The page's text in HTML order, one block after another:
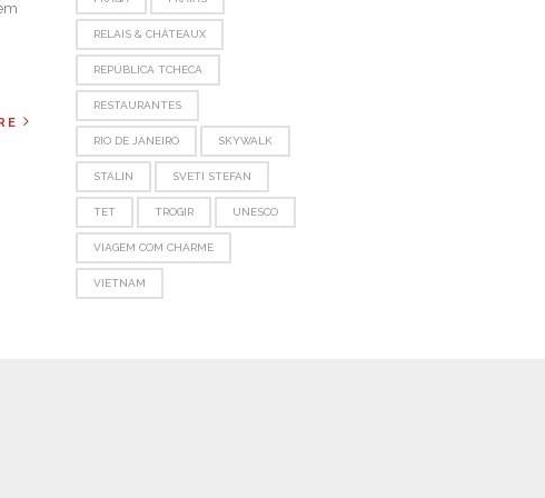
RELAIS & CHÂTEAUX
REPÚBLICA TCHECA
RESTAURANTES
RIO DE JANEIRO SKYWALK
STÁLIN SVETI STEFAN
TET TROGIR UNESCO
VIAGEM COM CHARME
VIETNAM